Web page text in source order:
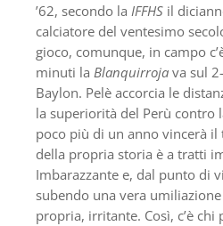
’62, secondo la IFFHS il
calciatore del ventesimo
gioco, comunque, in campo
minuti la Blanquirroja va sul
Baylon. Pelè accorcia le
la superiorità del Perù contro
poco più di un anno vincerà
della propria storia è a tratti
Imbarazzante e, dal punto di
subendo una vera
propria, irritante. Così, c’è chi